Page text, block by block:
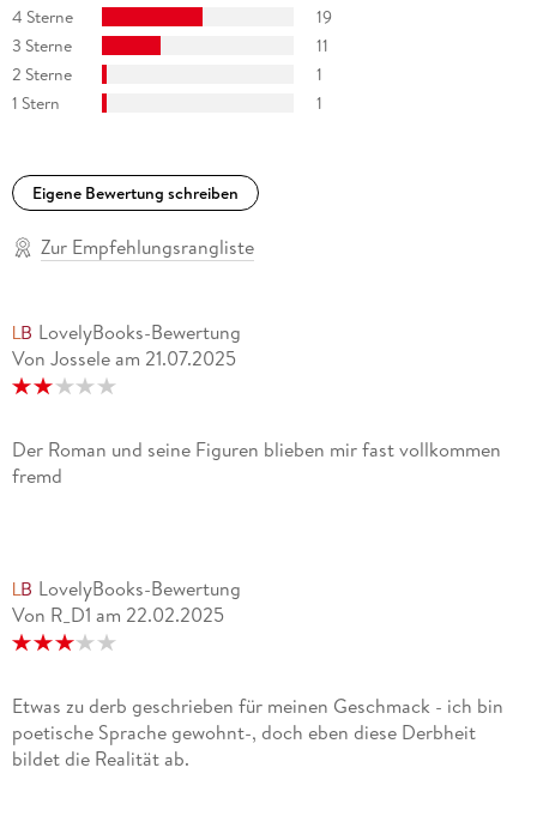
4 Sterne
19
3 Sterne
11
2 Sterne
1
1 Stern
1
Eigene Bewertung schreiben
Zur Empfehlungsrangliste
LovelyBooks-Bewertung
Von Jossele am 21.07.2025
Der Roman und seine Figuren blieben mir fast vollkommen
fremd
LovelyBooks-Bewertung
Von R_D1 am 22.02.2025
Etwas zu derb geschrieben für meinen Geschmack - ich bin
poetische Sprache gewohnt-, doch eben diese Derbheit
bildet die Realität ab.